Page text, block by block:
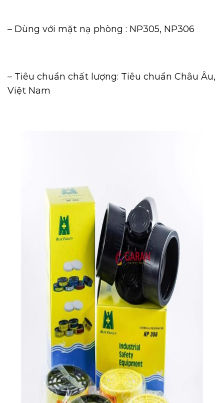
– Dùng với mặt nạ phòng : NP305, NP306
– Tiêu chuẩn chất lượng: Tiêu chuẩn Châu Âu,
Việt Nam